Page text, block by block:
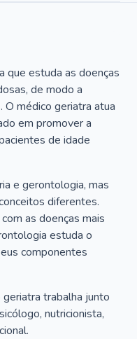
que estuda as doenças
de modo a
O médico geriatra atua
em promover a
de idade
e gerontologia, mas
diferentes.
as doenças mais
estuda o
componentes
trabalha junto
nutricionista,